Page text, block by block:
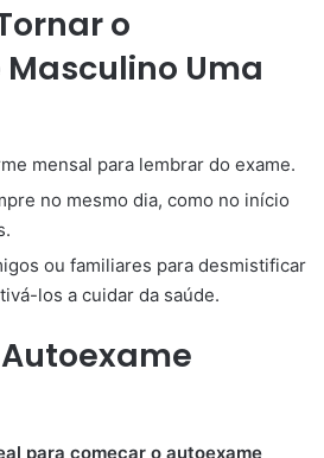
o
Uma
mensal para lembrar do exame.
no mesmo dia, como no início
ou familiares para desmistificar
los a cuidar da saúde.
Autoexame
para começar o autoexame